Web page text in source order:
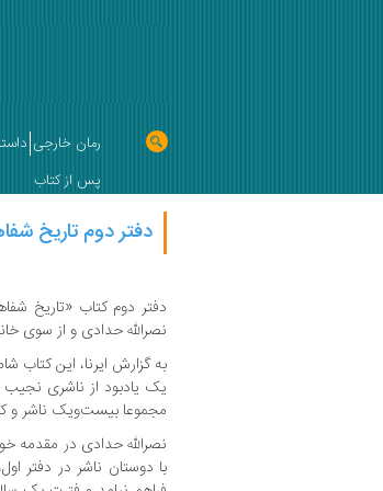
رمان خارجی
پس از کتاب
دفتر دوم تاریخ شفاهی
دفتر دوم کتاب «تاریخ
نصرالله حدادی و از سوی
یک یادبود از ناشری
مجموعا بیست‌ویک ناشر و
نصرالله حدادی در مقدمه
با دوستان ناشر در دفتر